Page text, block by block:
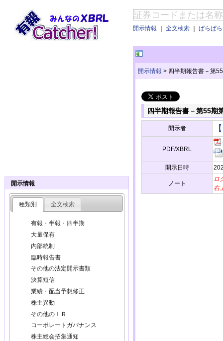
開示情報 ｜ 全文検索 ｜ ぱらぱ
開示情報 > 四半期報告書－第
四半期報告書－第55期
開示者
PDF/XBRL
開示日時
ノート
ロ
右
開示情報
種類別 全文検索
有報・半報・四半期
大量保有
内部統制
臨時報告書
その他の法定開示書類
決算短信
業績・配当予想修正
株主異動
その他のＩＲ
コーポレートガバナンス
株主総会招集通知